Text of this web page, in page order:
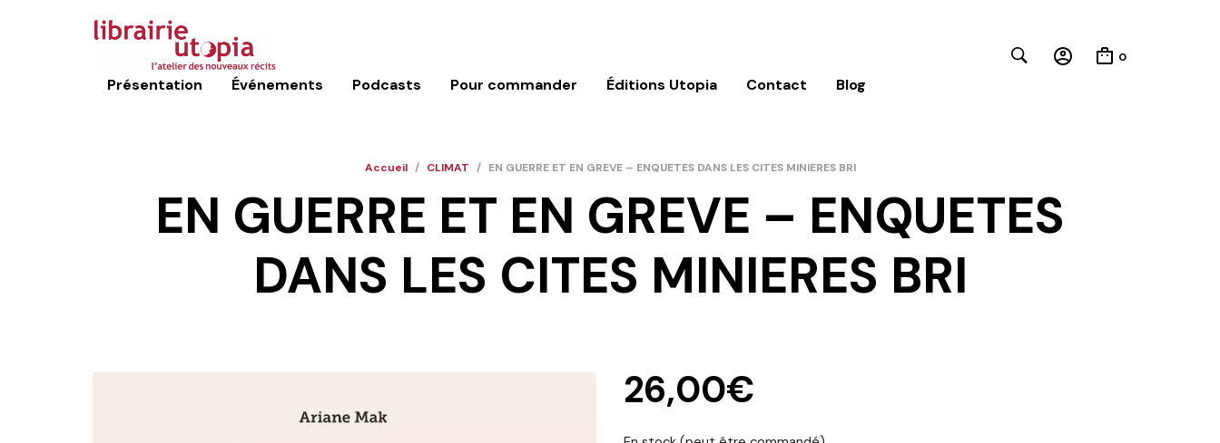
Présentation Événements Podcasts Pour commander Éditions Utopia Contact Blog
0
Accueil / CLIMAT / EN GUERRE ET EN GREVE – ENQUETES DANS LES CITES MINIERES BRI
EN GUERRE ET EN GREVE – ENQUETES
DANS LES CITES MINIERES BRI
26,00€
Close